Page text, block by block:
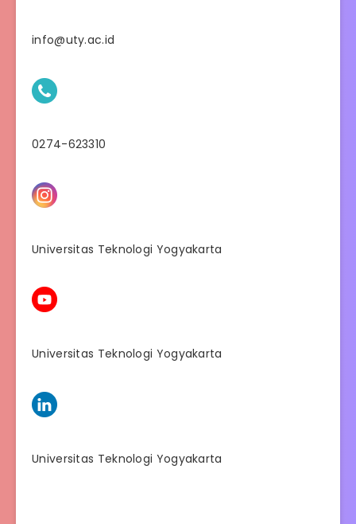
info@uty.ac.id
0274-623310
Universitas Teknologi Yogyakarta
Universitas Teknologi Yogyakarta
Universitas Teknologi Yogyakarta